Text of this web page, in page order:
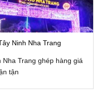
Ninh Nha Trang
Trang ghép hàng giá
tận